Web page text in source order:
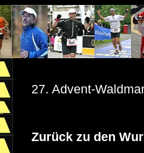
27. Advent-
Zurück zu den